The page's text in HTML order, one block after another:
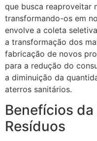
que busca reaproveitar
transformando-os em
envolve a coleta
a transformação dos
fabricação de novos
para a redução do
a diminuição da
aterros sanitários.
Benefícios
Resíduos